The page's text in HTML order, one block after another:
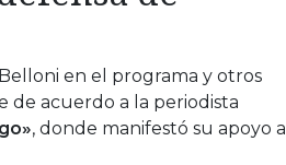
en el programa y otros
de acuerdo a la periodista
, donde manifestó su apoyo al